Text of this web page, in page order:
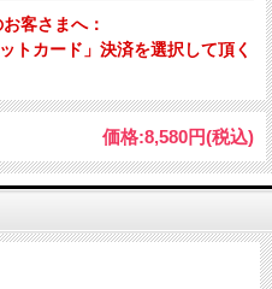
客さまへ：
トカード」決済を選択して頂く
価格:8,580円(税込)